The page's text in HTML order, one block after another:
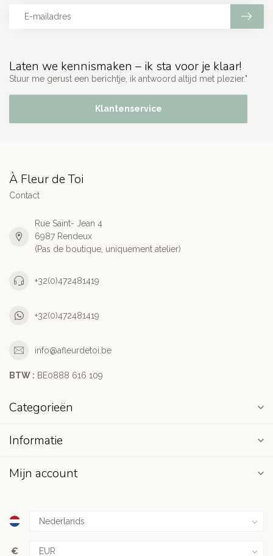
Laten we kennismaken – ik sta voor je klaar!
Stuur me gerust een berichtje, ik antwoord altijd met plezier."
Klantenservice
À Fleur de Toi
Contact
Rue Saint- Jean 4
6987 Rendeux
(Pas de boutique, uniquement atelier)
+32(0)472481419
+32(0)472481419
info@afleurdetoi.be
BTW : BE0888 616 109
Categorieën
Informatie
Mijn account
€